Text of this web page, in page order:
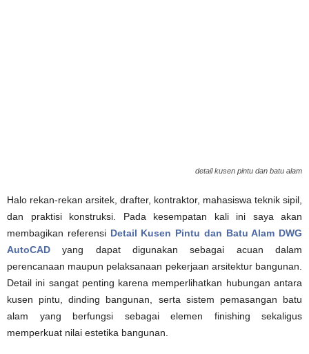
detail kusen pintu dan batu alam
Halo rekan-rekan arsitek, drafter, kontraktor, mahasiswa teknik sipil,
dan praktisi konstruksi. Pada kesempatan kali ini saya akan
membagikan referensi Detail Kusen Pintu dan Batu Alam DWG
AutoCAD yang dapat digunakan sebagai acuan dalam
perencanaan maupun pelaksanaan pekerjaan arsitektur bangunan.
Detail ini sangat penting karena memperlihatkan hubungan antara
kusen pintu, dinding bangunan, serta sistem pemasangan batu
alam yang berfungsi sebagai elemen finishing sekaligus
memperkuat nilai estetika bangunan.